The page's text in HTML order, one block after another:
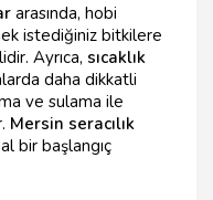
arasında, hobi
istediğiniz bitkilere
Ayrıca, sıcaklık
daha dikkatli
ve sulama ile
Mersin seracılık
bir başlangıç